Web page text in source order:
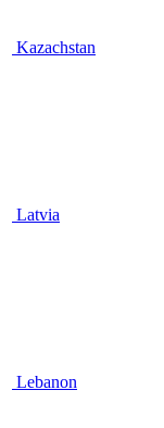
Kazachstan
Latvia
Lebanon